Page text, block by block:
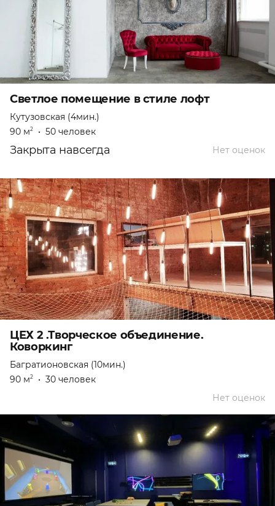
Светлое помещение в стиле лофт
Кутузовская (4мин.)
90 м2 • 50 человек
Нет оценок
Закрыта навсегда
ЦЕХ 2 .Творческое объединение.
Коворкинг
Багратионовская (10мин.)
90 м2 • 30 человек
Нет оценок